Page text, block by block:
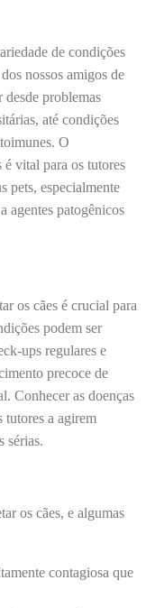
de condições
nossos amigos de
desde problemas
até condições
O
é vital para os tutores
pets, especialmente
agentes patogênicos
os cães é crucial para
podem ser
ups regulares e
precoce de
Conhecer as doenças
tutores a agirem
sérias.
os cães, e algumas
contagiosa que